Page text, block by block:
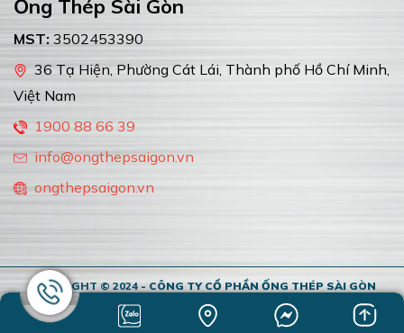
Chí Minh,
MST:3502453390
Đường 02B, Khu công nghiệp Châu Đức, Xã
Giao, TP Hồ Chí Minh, Việt Nam
info@ongthepsaigon.vn
ongthepsaigon.vn
COPYRIGHT © 2024- CÔNG TY CỔ PHẦN ỐNG THÉP SÀI GÒN